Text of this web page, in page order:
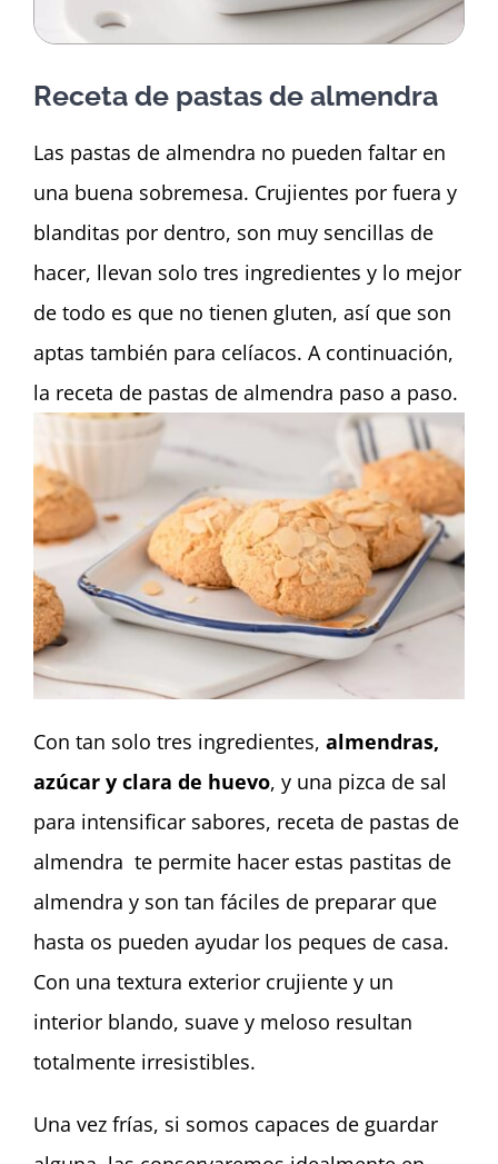
Dashboard
Receta de pastas de almendra
Las pastas de almendra no pueden faltar en
una buena sobremesa. Crujientes por fuera y
blanditas por dentro, son muy sencillas de
hacer, llevan solo tres ingredientes y lo mejor
de todo es que no tienen gluten, así que son
aptas también para celíacos. A continuación,
la receta de pastas de almendra paso a paso.
Con tan solo tres ingredientes, almendras,
azúcar y clara de huevo, y una pizca de sal
para intensificar sabores, receta de pastas de
almendra te permite hacer estas pastitas de
almendra y son tan fáciles de preparar que
hasta os pueden ayudar los peques de casa.
Con una textura exterior crujiente y un
interior blando, suave y meloso resultan
totalmente irresistibles.
Una vez frías, si somos capaces de guardar